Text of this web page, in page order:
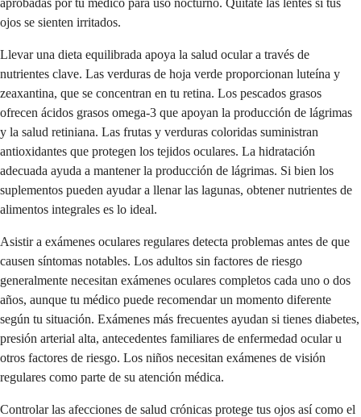
ojos se sienten irritados.
Llevar una dieta equilibrada apoya la salud ocular a través de
nutrientes clave. Las verduras de hoja verde proporcionan luteína y
zeaxantina, que se concentran en tu retina. Los pescados grasos
ofrecen ácidos grasos omega-3 que apoyan la producción de lágrimas
y la salud retiniana. Las frutas y verduras coloridas suministran
antioxidantes que protegen los tejidos oculares. La hidratación
adecuada ayuda a mantener la producción de lágrimas. Si bien los
suplementos pueden ayudar a llenar las lagunas, obtener nutrientes de
alimentos integrales es lo ideal.
Asistir a exámenes oculares regulares detecta problemas antes de que
causen síntomas notables. Los adultos sin factores de riesgo
generalmente necesitan exámenes oculares completos cada uno o dos
años, aunque tu médico puede recomendar un momento diferente
según tu situación. Exámenes más frecuentes ayudan si tienes diabetes,
presión arterial alta, antecedentes familiares de enfermedad ocular u
otros factores de riesgo. Los niños necesitan exámenes de visión
regulares como parte de su atención médica.
Controlar las afecciones de salud crónicas protege tus ojos así como el